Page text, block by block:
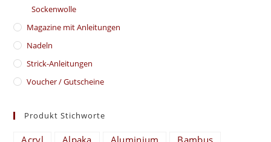
Sockenwolle
Magazine mit Anleitungen
Nadeln
Strick-Anleitungen
Voucher / Gutscheine
Produkt Stichworte
Acryl Alpaka Aluminium
Bambus